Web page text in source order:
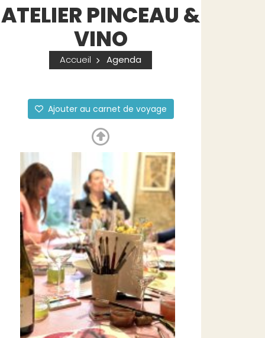
ATELIER PINCEAU &
VINO
Accueil Agenda
Ajouter au carnet de voyage